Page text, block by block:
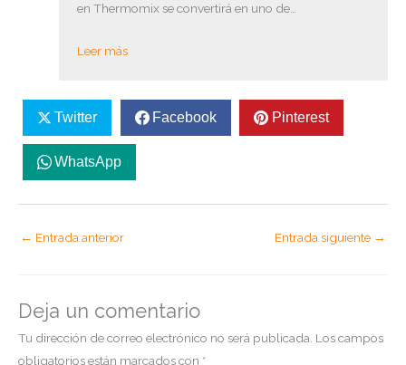
en Thermomix se convertirá en uno de…
Leer más
Twitter Facebook Pinterest
WhatsApp
← Entrada anterior Entrada siguiente →
Deja un comentario
Tu dirección de correo electrónico no será publicada. Los campos
obligatorios están marcados con *